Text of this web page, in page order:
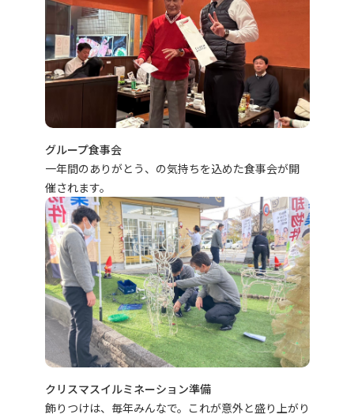
グループ食事会
一年間のありがとう、の気持ちを込めた食事会が開
催されます。
クリスマスイルミネーション準備
飾りつけは、毎年みんなで。これが意外と盛り上がり